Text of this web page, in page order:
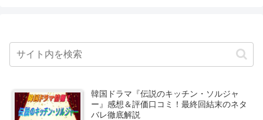
韓国ドラマ『伝説のキッチン・ソルジャ
ー』感想＆評価口コミ！最終回結末のネタ
バレ徹底解説